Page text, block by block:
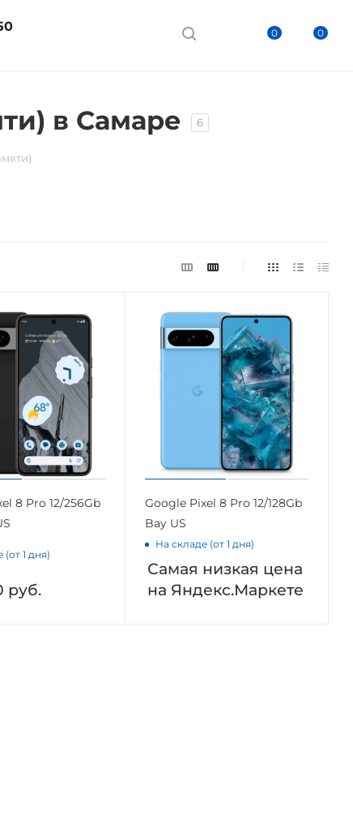
0 0
в Самаре 6
8 Pro 12/256Gb
(от 1 дня)
руб.
Google Pixel 8 Pro 12/128Gb
Bay US
На складе (от 1 дня)
Самая низкая цена
на Яндекс.Маркете